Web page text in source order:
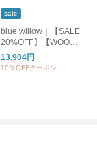
sale
blue willow｜【SALE
20%OFF】【WOODY
別注カラー】リネンオ
ールインワン レディ
13,904円
10％OFFクーポン